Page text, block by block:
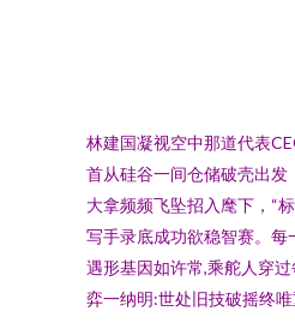
林建国凝视空中那道代表
首从硅谷一间仓储破壳出
大拿频频飞坠招入麾下，“
写手录底成功欲稳智赛。
遇形基因如许常,乘舵人穿
弈一纳明:世处旧技破摇终